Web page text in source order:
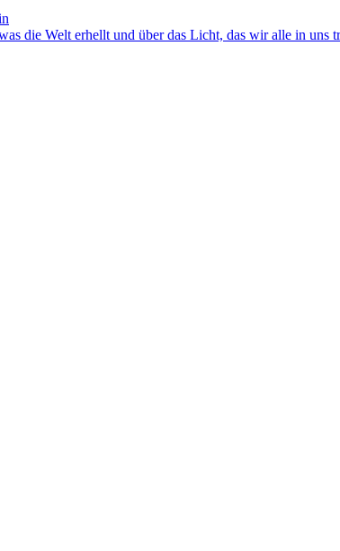
die Welt erhellt und über das Licht, das wir alle in uns